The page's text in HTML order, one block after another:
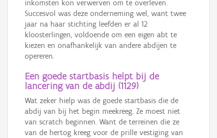
inkomsten kon verwerven om te overleven.
Succesvol was deze onderneming wel, want twee
jaar na haar stichting leefden er al 12
kloosterlingen, voldoende om een eigen abt te
kiezen en onafhankelijk van andere abdijen te
opereren.
Een goede startbasis helpt bij de
lancering van de abdij (1129)
Wat zeker hielp was de goede startbasis die de
abdij van bij het begin meekreeg. Ze moest niet
van scratch beginnen. Want de terreinen die ze
van de hertog kreeg voor de prille vestiging van